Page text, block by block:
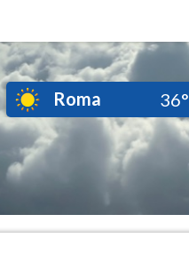
Roma 36°